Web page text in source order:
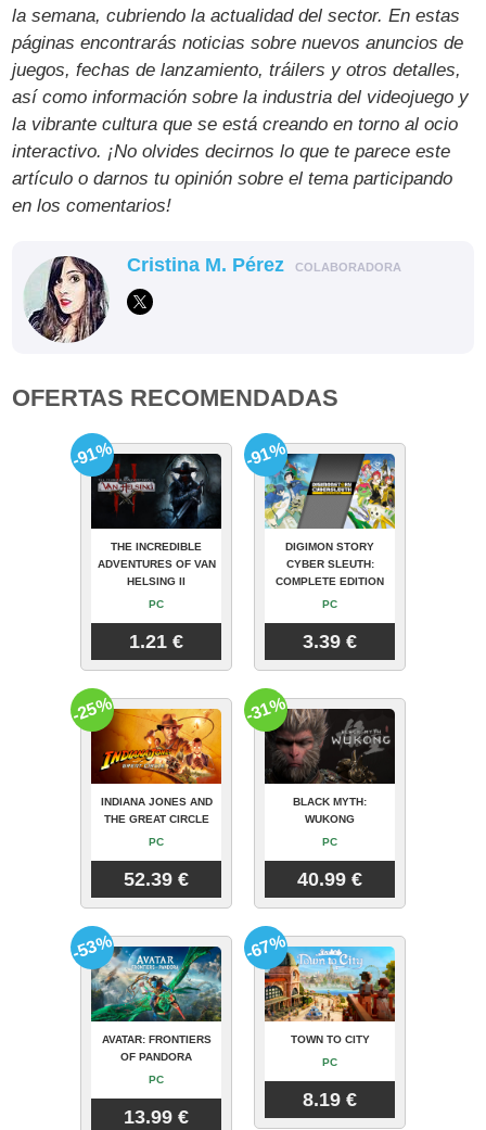
la semana, cubriendo la actualidad del sector. En estas
páginas encontrarás noticias sobre nuevos anuncios de
juegos, fechas de lanzamiento, tráilers y otros detalles,
así como información sobre la industria del videojuego y
la vibrante cultura que se está creando en torno al ocio
interactivo. ¡No olvides decirnos lo que te parece este
artículo o darnos tu opinión sobre el tema participando
en los comentarios!
Cristina M. Pérez COLABORADORA
OFERTAS RECOMENDADAS
THE INCREDIBLE
ADVENTURES OF VAN
HELSING II
PC
1.21 €
-91%
DIGIMON STORY
CYBER SLEUTH:
COMPLETE EDITION
PC
3.39 €
-91%
INDIANA JONES AND
THE GREAT CIRCLE
PC
52.39 €
-25%
BLACK MYTH:
WUKONG
PC
40.99 €
-31%
AVATAR: FRONTIERS
OF PANDORA
PC
13.99 €
-53%
TOWN TO CITY
PC
8.19 €
-67%